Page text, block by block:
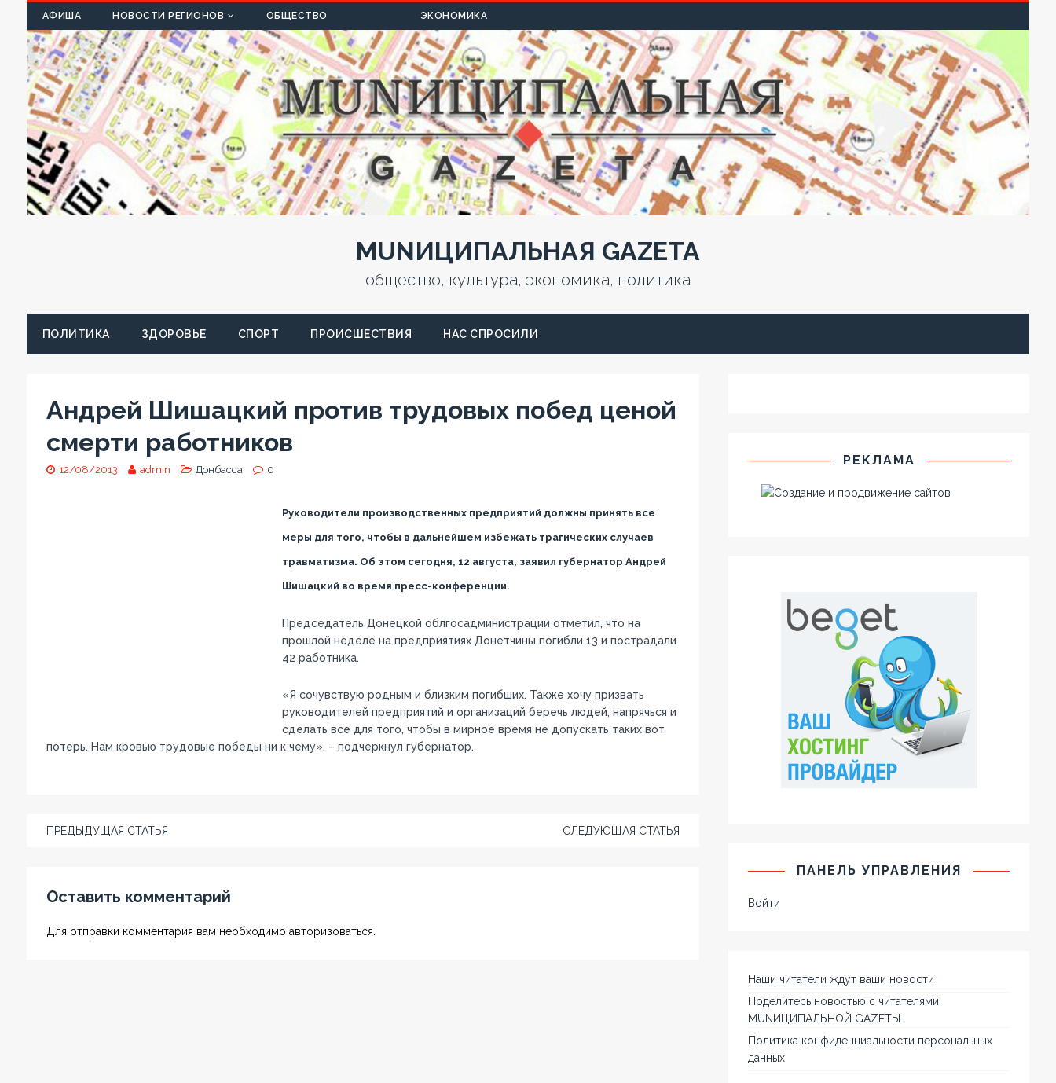
АФИША НОВОСТИ РЕГИОНОВ ОБЩЕСТВО ЭКОНОМИКА
MUNИЦИПАЛЬНАЯ GAZЕТА
общество, культура, экономика, политика
ПОЛИТИКА ЗДОРОВЬЕ СПОРТ ПРОИСШЕСТВИЯ НАС СПРОСИЛИ
Андрей Шишацкий против трудовых побед ценой
смерти работников
12/08/2013 admin Донбасса 0
Руководители производственных предприятий должны принять все
меры для того, чтобы в дальнейшем избежать трагических случаев
травматизма. Об этом сегодня, 12 августа, заявил губернатор Андрей
Шишацкий во время пресс-конференции.
Председатель Донецкой облгосадминистрации отметил, что на
прошлой неделе на предприятиях Донетчины погибли 13 и пострадали
42 работника.
«Я сочувствую родным и близким погибших. Также хочу призвать
руководителей предприятий и организаций беречь людей, напрячься и
сделать все для того, чтобы в мирное время не допускать таких вот
потерь. Нам кровью трудовые победы ни к чему», – подчеркнул губернатор.
ПРЕДЫДУЩАЯ СТАТЬЯ СЛЕДУЮЩАЯ СТАТЬЯ
Оставить комментарий
Для отправки комментария вам необходимо авторизоваться.
РЕКЛАМА
ПАНЕЛЬ УПРАВЛЕНИЯ
Войти
Наши читатели ждут ваши новости
Поделитесь новостью с читателями
MUNИЦИПАЛЬНОЙ GAZЕТЫ
Политика конфиденциальности персональных
данных